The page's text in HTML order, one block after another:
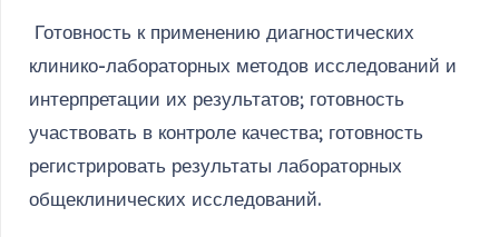
Готовность к применению диагностических
клинико-лабораторных методов исследований и
интерпретации их результатов; готовность
участвовать в контроле качества; готовность
регистрировать результаты лабораторных
общеклинических исследований.